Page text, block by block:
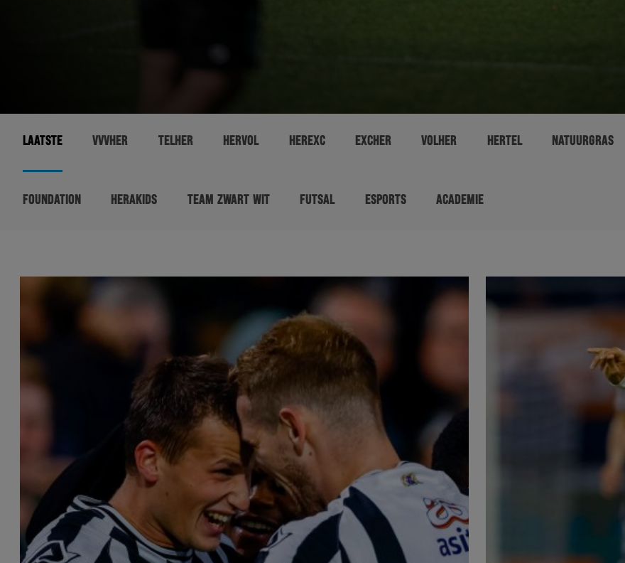
LAATSTE VVVHER TELHER HERVOL HEREXC EXCHER VOLHER HERTEL NATUURGRAS
FOUNDATION HERAKIDS TEAM ZWART WIT FUTSAL ESPORTS ACADEMIE